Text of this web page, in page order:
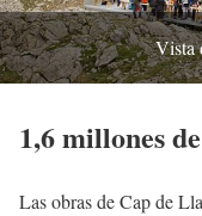
Vista
1,6 millones
Las obras de Cap de